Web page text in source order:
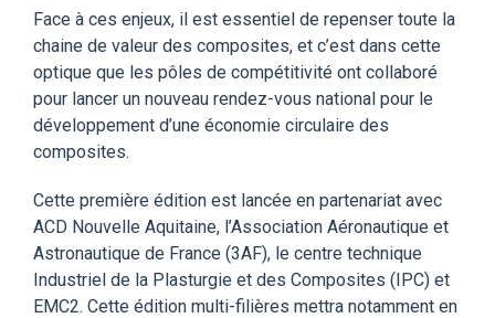
Face à ces enjeux, il est essentiel de repenser toute la
chaine de valeur des composites, et c’est dans cette
optique que les pôles de compétitivité ont collaboré
pour lancer un nouveau rendez-vous national pour le
développement d’une économie circulaire des
composites.
Cette première édition est lancée en partenariat avec
ACD Nouvelle Aquitaine, l’Association Aéronautique et
Astronautique de France (3AF), le centre technique
Industriel de la Plasturgie et des Composites (IPC) et
EMC2. Cette édition multi-filières mettra notamment en